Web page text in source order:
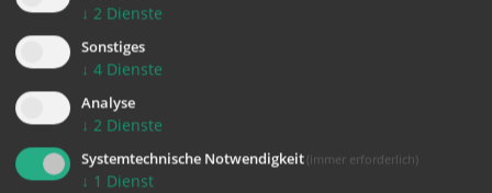
Bitte akzeptieren Sie
die Seite neu
↓ 2 Dienste
Sonstiges
↓ 4 Dienste
Analyse
↓ 2 Dienste
Systemtechnische Notwendigkeit (immer erforderlich)
↓ 1 Dienst